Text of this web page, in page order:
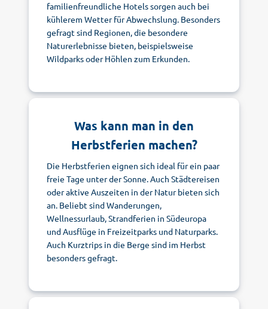
familienfreundliche Hotels sorgen auch bei
kühlerem Wetter für Abwechslung. Besonders
gefragt sind Regionen, die besondere
Naturerlebnisse bieten, beispielsweise
Wildparks oder Höhlen zum Erkunden.
Was kann man in den
Herbstferien machen?
Die Herbstferien eignen sich ideal für ein paar
freie Tage unter der Sonne. Auch Städtereisen
oder aktive Auszeiten in der Natur bieten sich
an. Beliebt sind Wanderungen,
Wellnessurlaub, Strandferien in Südeuropa
und Ausflüge in Freizeitparks und Naturparks.
Auch Kurztrips in die Berge sind im Herbst
besonders gefragt.